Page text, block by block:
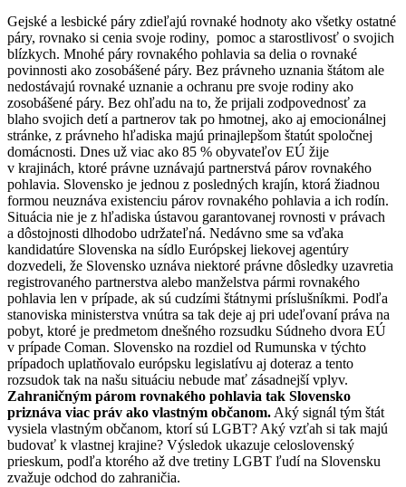
Gejské a lesbické páry zdieľajú rovnaké hodnoty ako všetky ostatné
páry, rovnako si cenia svoje rodiny, pomoc a starostlivosť o svojich
blízkych. Mnohé páry rovnakého pohlavia sa delia o rovnaké
povinnosti ako zosobášené páry. Bez právneho uznania štátom ale
nedostávajú rovnaké uznanie a ochranu pre svoje rodiny ako
zosobášené páry. Bez ohľadu na to, že prijali zodpovednosť za
blaho svojich detí a partnerov tak po hmotnej, ako aj emocionálnej
stránke, z právneho hľadiska majú prinajlepšom štatút spoločnej
domácnosti. Dnes už viac ako 85 % obyvateľov EÚ žije
v krajinách, ktoré právne uznávajú partnerstvá párov rovnakého
pohlavia. Slovensko je jednou z posledných krajín, ktorá žiadnou
formou neuznáva existenciu párov rovnakého pohlavia a ich rodín.
Situácia nie je z hľadiska ústavou garantovanej rovnosti v právach
a dôstojnosti dlhodobo udržateľná. Nedávno sme sa vďaka
kandidatúre Slovenska na sídlo Európskej liekovej agentúry
dozvedeli, že Slovensko uznáva niektoré právne dôsledky uzavretia
registrovaného partnerstva alebo manželstva pármi rovnakého
pohlavia len v prípade, ak sú cudzími štátnymi príslušníkmi. Podľa
stanoviska ministerstva vnútra sa tak deje aj pri udeľovaní práva na
pobyt, ktoré je predmetom dnešného rozsudku Súdneho dvora EÚ
v prípade Coman. Slovensko na rozdiel od Rumunska v týchto
prípadoch uplatňovalo európsku legislatívu aj doteraz a tento
rozsudok tak na našu situáciu nebude mať zásadnejší vplyv.
Zahraničným párom rovnakého pohlavia tak Slovensko
priznáva viac práv ako vlastným občanom.Aký signál tým štát
vysiela vlastným občanom, ktorí sú LGBT? Aký vzťah si tak majú
budovať k vlastnej krajine? Výsledok ukazuje celoslovenský
prieskum, podľa ktorého až dve tretiny LGBT ľudí na Slovensku
zvažuje odchod do zahraničia.